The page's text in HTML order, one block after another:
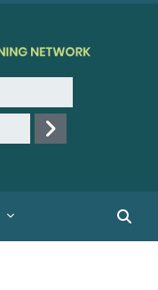
Login
Kurse